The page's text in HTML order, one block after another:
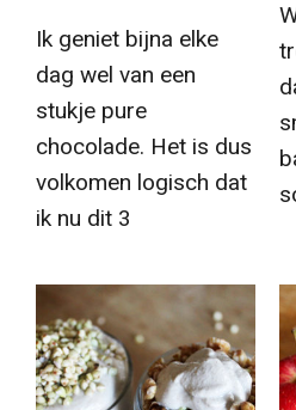
Ik geniet bijna elke
dag wel van een
stukje pure
chocolade. Het is dus
volkomen logisch dat
ik nu dit 3